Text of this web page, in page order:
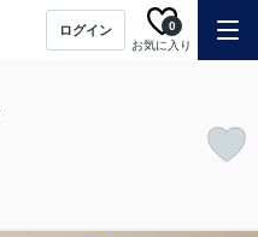
ログイン
お気に入り
0